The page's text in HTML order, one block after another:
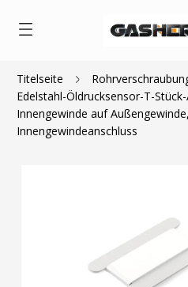
Titelseite
Edelstahl-Öldrucksensor-T-
Innengewinde auf
Innengewindeanschluss
$12.99